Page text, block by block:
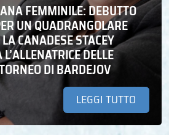
FEMMINILE: DEBUTTO
UN QUADRANGOLARE
CANADESE STACEY
DELLE
DI BARDEJOV
LEGGI TUTTO